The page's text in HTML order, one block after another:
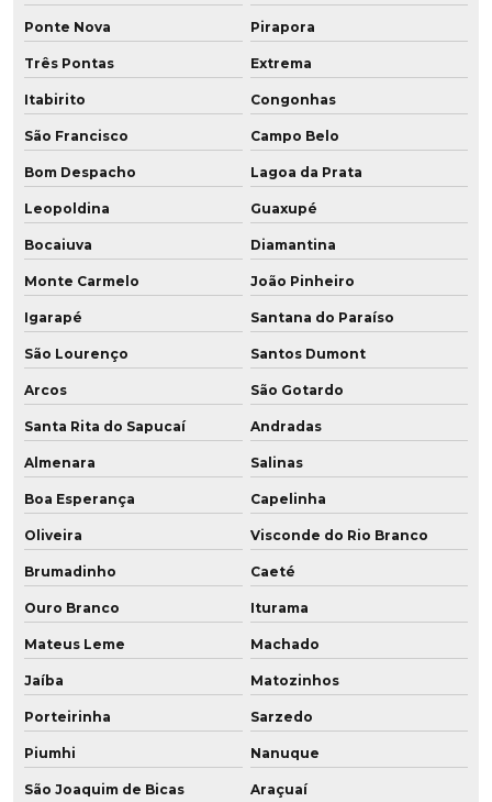
Peças técnicas em poliuretano
Peças técnicas em pu
Peças usinadas em pu
Perfil para mineração
Placa de poliuretano
Placa de poliuretano onde comprar
Placa de pu
Placa de pu onde comprar
Placas de poliuretano preço
Polia em baixa dureza
Polia em poliuretano
Poliuretano aditivado
Poliuretano aditivado com grafeno
Poliuretano de alta performance
Poliuretano com grafeno
Ponte Nova Pirapora
Três Pontas Extrema
Itabirito Congonhas
São Francisco Campo Belo
Bom Despacho Lagoa da Prata
Leopoldina Guaxupé
Bocaiuva Diamantina
Monte Carmelo João Pinheiro
Igarapé Santana do Paraíso
São Lourenço Santos Dumont
Arcos São Gotardo
Santa Rita do Sapucaí Andradas
Almenara Salinas
Boa Esperança Capelinha
Oliveira Visconde do Rio Branco
Brumadinho Caeté
Ouro Branco Iturama
Mateus Leme Machado
Jaíba Matozinhos
Porteirinha Sarzedo
Piumhi Nanuque
São Joaquim de Bicas Araçuaí